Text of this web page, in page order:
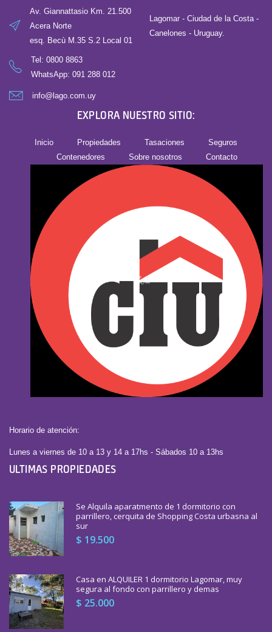
Av. Giannattasio Km. 21.500
Acera Norte
esq. Becù M.35 S.2 Local 01
Lagomar - Ciudad de la Costa -
Canelones - Uruguay.
Tel: 0800 8863
WhatsApp: 091 288 012
info@lago.com.uy
EXPLORA NUESTRO SITIO:
Inicio Propiedades Tasaciones
Seguros
Contenedores
Sobre nosotros Contacto
Horario de atención:
Lunes a viernes de 10 a 13 y 14 a 17hs - Sábados 10 a 13hs
ULTIMAS PROPIEDADES
Se Alquila aparatmento de 1 dormitorio con
parrillero, cerquita de Shopping Costa urbasna al
sur
$ 19.500
Casa en ALQUILER 1 dormitorio Lagomar, muy
segura al fondo con parrillero y demas
$ 25.000